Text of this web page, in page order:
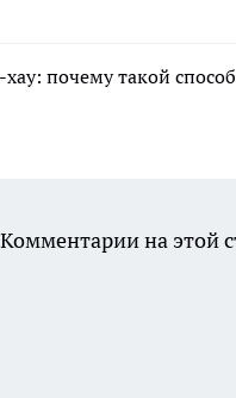
почему такой
Комментарии на этой